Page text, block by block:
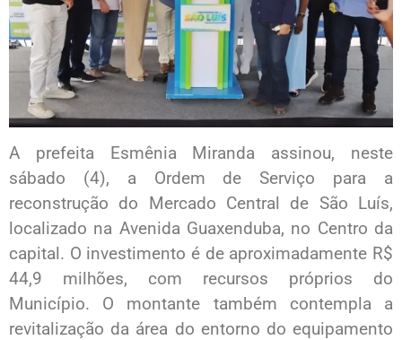
A prefeita Esmênia Miranda assinou, neste
sábado (4), a Ordem de Serviço para a
reconstrução do Mercado Central de São Luís,
localizado na Avenida Guaxenduba, no Centro da
capital. O investimento é de aproximadamente R$
44,9 milhões, com recursos próprios do
Município. O montante também contempla a
revitalização da área do entorno do equipamento